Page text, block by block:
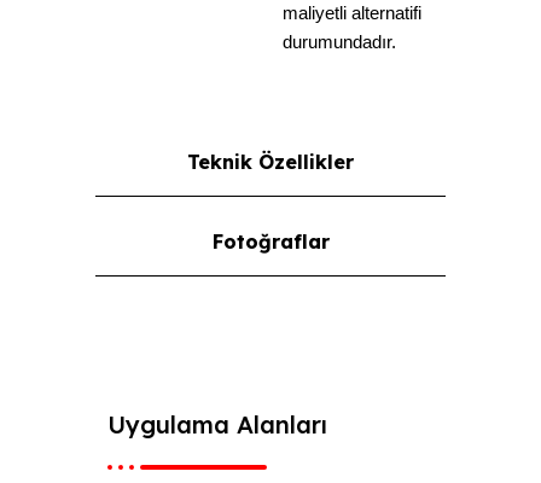
Teknik Özellikler
Fotoğraflar
maliyetli alternatifi
durumundadır.
Uygulama Alanları